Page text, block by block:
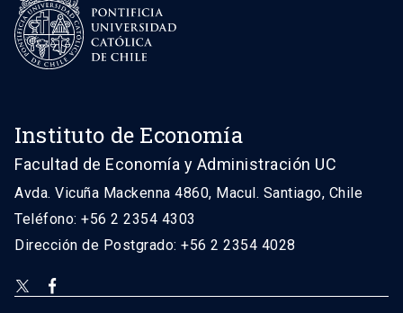
Instituto de Economía
Facultad de Economía y Administración UC
Avda. Vicuña Mackenna 4860, Macul. Santiago, Chile
Teléfono: +56 2 2354 4303
Dirección de Postgrado: +56 2 2354 4028